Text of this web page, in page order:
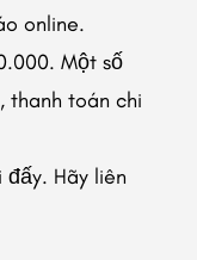
online.
Một số
thanh toán chi
Hãy liên